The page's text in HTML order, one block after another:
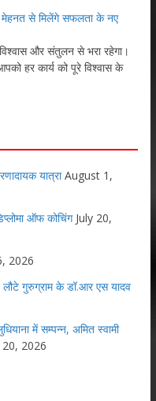
मेहनत से मिलेंगे सफलता के नए
और संतुलन से भरा रहेगा।
हर कार्य को पूरे विश्वास के
यात्रा August 1,
ऑफ कोचिंग July 20,
2026
लौटे गुरुग्राम के डॉ.आर एस यादव
में सम्पन्न, अमित स्वामी
20, 2026